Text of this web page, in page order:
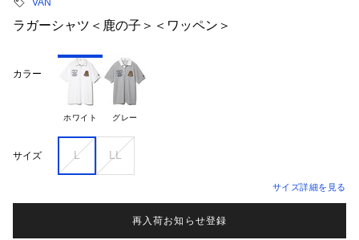
ラガーシャツ＜鹿の子＞＜ワッペン＞
カラー
ホワイト グレー
サイズ L LL
サイズ詳細を見る
再入荷お知らせ登録